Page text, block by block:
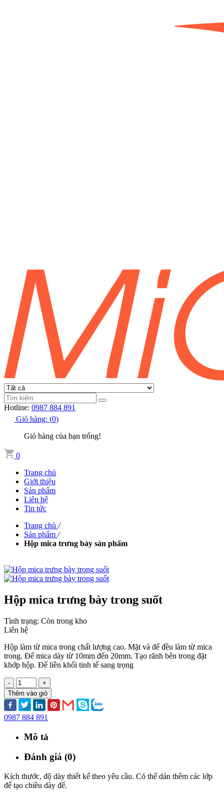
Hotline: 0987 884 891
Giỏ hàng: (0)
Giỏ hàng của bạn trống!
0
Trang chủ
Giới thiệu
Sản phẩm
Liên hệ
Tin tức
Trang chủ /
Sản phẩm /
Hộp mica trưng bày sản phẩm
Hộp mica trưng bày trong suốt
Tình trạng: Còn trong kho
Liên hệ
Hộp làm từ mica trong chất lượng cao. Mặt và đế đều làm từ mica
trong. Đế mica dày từ 10mm đến 20mm. Tạo rãnh bên trong đặt
khớp hộp. Đế liền khối tinh tế sang trọng
-
+
Thêm vào giỏ
0987 884 891
Mô tả
Đánh giá (0)
Kích thước, độ dày thiết kế theo yêu cầu. Có thể dán thêm các lớp
đế tạo chiều dày đế.